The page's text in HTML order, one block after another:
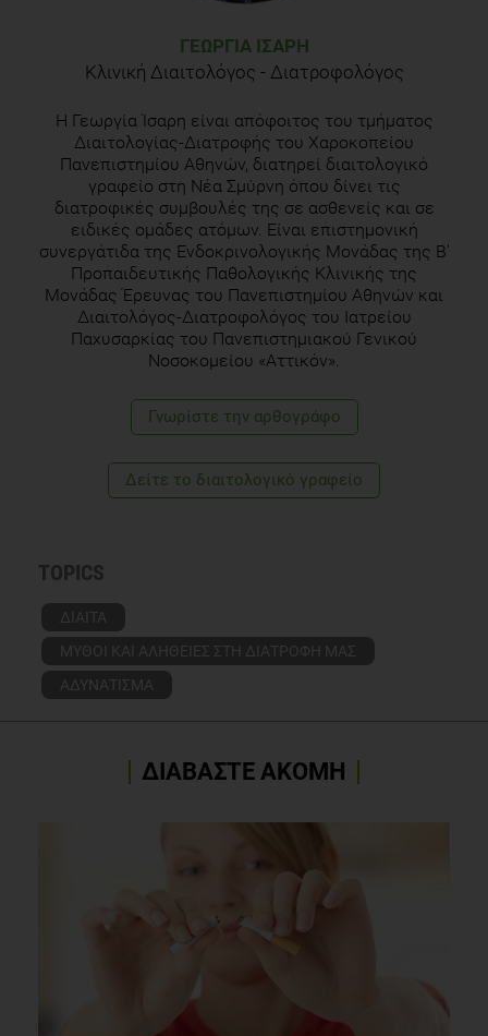
ΓΕΩΡΓΊΑ ΊΣΑΡΗ
Κλινική Διαιτολόγος - Διατροφολόγος
Η Γεωργία Ίσαρη είναι απόφοιτος του τμήματος
Διαιτολογίας-Διατροφής του Χαροκοπείου
Πανεπιστημίου Αθηνών, διατηρεί διαιτολογικό
γραφείο στη Νέα Σμύρνη όπου δίνει τις
διατροφικές συμβουλές της σε ασθενείς και σε
ειδικές ομάδες ατόμων. Είναι επιστημονική
συνεργάτιδα της Ενδοκρινολογικής Μονάδας της Β'
Προπαιδευτικής Παθολογικής Κλινικής της
Μονάδας Έρευνας του Πανεπιστημίου Αθηνών και
Διαιτολόγος-Διατροφολόγος του Ιατρείου
Παχυσαρκίας του Πανεπιστημιακού Γενικού
Νοσοκομείου «Αττικόν».
Γνωρίστε την αρθογράφο
Δείτε το διαιτολογικό γραφείο
TOPICS
ΔΙΑΙΤΑ
ΜΥΘΟΙ ΚΑΙ ΑΛΗΘΕΙΕΣ ΣΤΗ ΔΙΑΤΡΟΦΗ ΜΑΣ
ΑΔΥΝΑΤΙΣΜΑ
ΔΙΑΒΑΣΤΕ ΑΚΟΜΗ